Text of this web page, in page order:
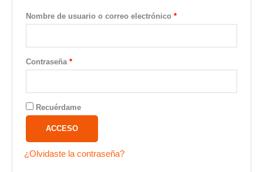
Nombre de usuario o correo electrónico *Obligatorio
Contraseña *Obligatorio
Recuérdame
ACCESO
¿Olvidaste la contraseña?